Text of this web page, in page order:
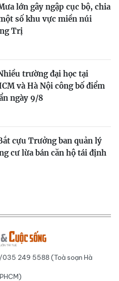
lớn gây ngập cục bộ, chia
số khu vực miền núi
Trị
trường đại học tại
và Hà Nội công bố điểm
ngày 9/8
cựu Trưởng ban quản lý
cư lừa bán căn hộ tái định
249 5588 (Toà soạn Hà